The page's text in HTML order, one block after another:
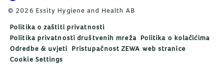
© 2026 Essity Hygiene and Health AB
Politika o zaštiti privatnosti
Politika privatnosti društvenih mreža Politika o kolačićima
Odredbe & uvjeti Pristupačnost ZEWA web stranice
Cookie Settings